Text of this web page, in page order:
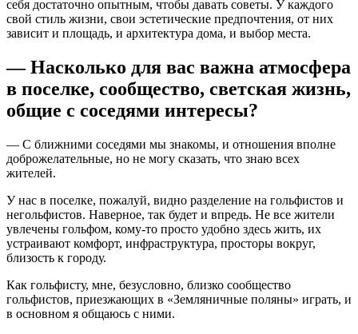
себя достаточно опытным, чтобы давать советы. У каждого
свой стиль жизни, свои эстетические предпочтения, от них
зависит и площадь, и архитектура дома, и выбор места.
— Насколько для вас важна атмосфера
в поселке, сообщество, светская жизнь,
общие с соседями интересы?
— С ближними соседями мы знакомы, и отношения вполне
доброжелательные, но не могу сказать, что знаю всех
жителей.
У нас в поселке, пожалуй, видно разделение на гольфистов и
негольфистов. Наверное, так будет и впредь. Не все жители
увлечены гольфом, кому-то просто удобно здесь жить, их
устраивают комфорт, инфраструктура, просторы вокруг,
близость к городу.
Как гольфисту, мне, безусловно, близко сообщество
гольфистов, приезжающих в «Земляничные поляны» играть, и
в основном я общаюсь с ними.